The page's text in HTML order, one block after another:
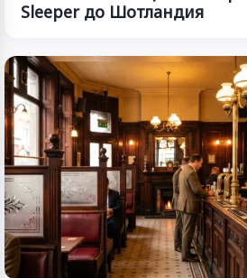
Sleeper до Шотландия